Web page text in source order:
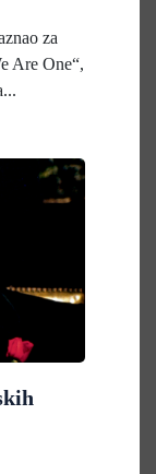
za
Are One“,